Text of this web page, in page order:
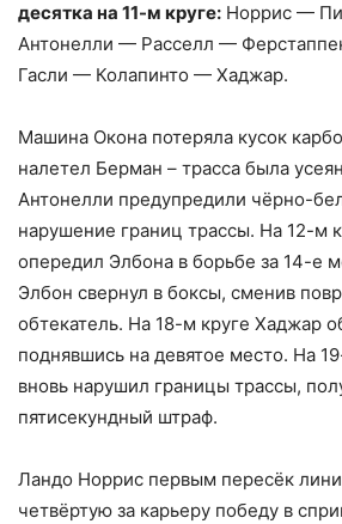
десятка на 11-м круге: Норрис —
Антонелли — Расселл —
Гасли — Колапинто — Хаджар.
Машина Окона потеряла кусок
налетел Берман – трасса была
Антонелли предупредили чёрно-
нарушение границ трассы. На 12-м
опередил Элбона в борьбе за 14-е
Элбон свернул в боксы, сменив
обтекатель. На 18-м круге Хаджар
поднявшись на девятое место. На
вновь нарушил границы трассы,
пятисекундный штраф.
Ландо Норрис первым пересёк
четвёртую за карьеру победу в